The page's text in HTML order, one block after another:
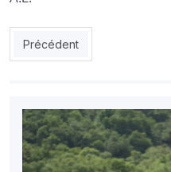
Article précédent : CSC :
Précédent